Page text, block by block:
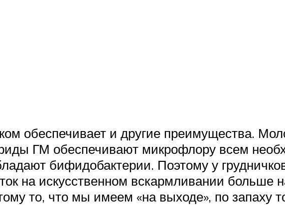
обеспечивает и другие преимущества.
ГМ обеспечивают микрофлору всем
бифидобактерии. Поэтому у
на искусственном вскармливании больше
то, что мы имеем «на выходе», по запаху